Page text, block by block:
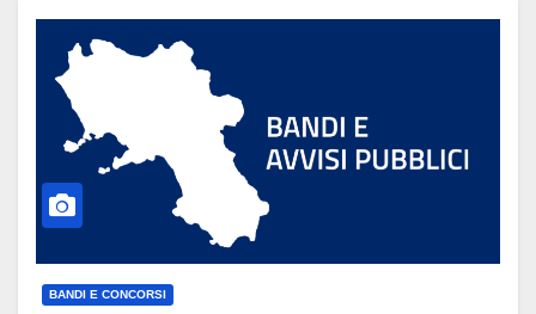
BANDI E CONCORSI